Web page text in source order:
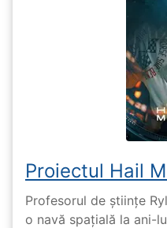
Proiectul Hail
Profesorul de științe
o navă spațială la ani-